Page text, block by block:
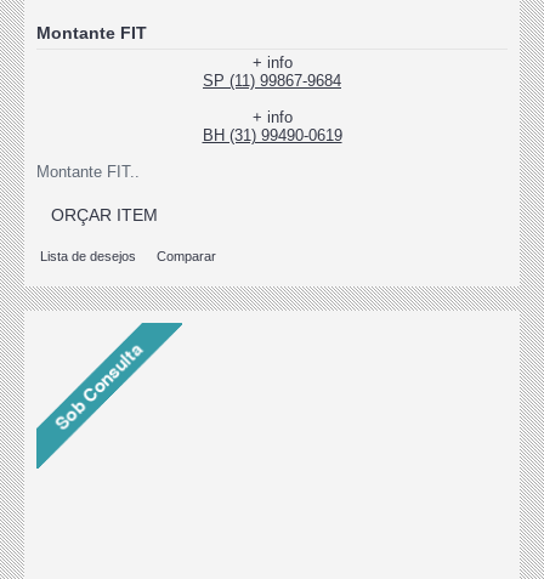
Montante FIT
+ info
SP (11) 99867-9684
+ info
BH (31) 99490-0619
Montante FIT..
ORÇAR ITEM
Lista de desejos Comparar